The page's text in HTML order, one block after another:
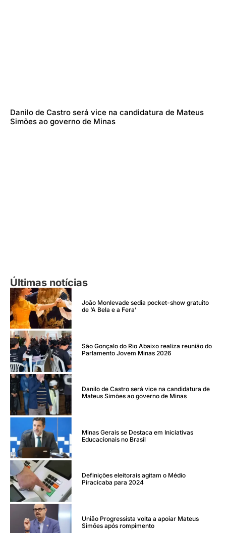
Danilo de Castro será vice na candidatura de Mateus
Simões ao governo de Minas
Últimas notícias
João Monlevade sedia pocket-show gratuito
de ‘A Bela e a Fera’
São Gonçalo do Rio Abaixo realiza reunião do
Parlamento Jovem Minas 2026
Danilo de Castro será vice na candidatura de
Mateus Simões ao governo de Minas
Minas Gerais se Destaca em Iniciativas
Educacionais no Brasil
Definições eleitorais agitam o Médio
Piracicaba para 2024
União Progressista volta a apoiar Mateus
Simões após rompimento